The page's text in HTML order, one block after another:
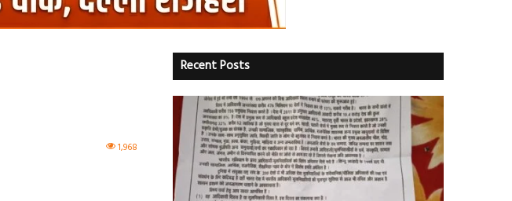
1,968
Recent Posts